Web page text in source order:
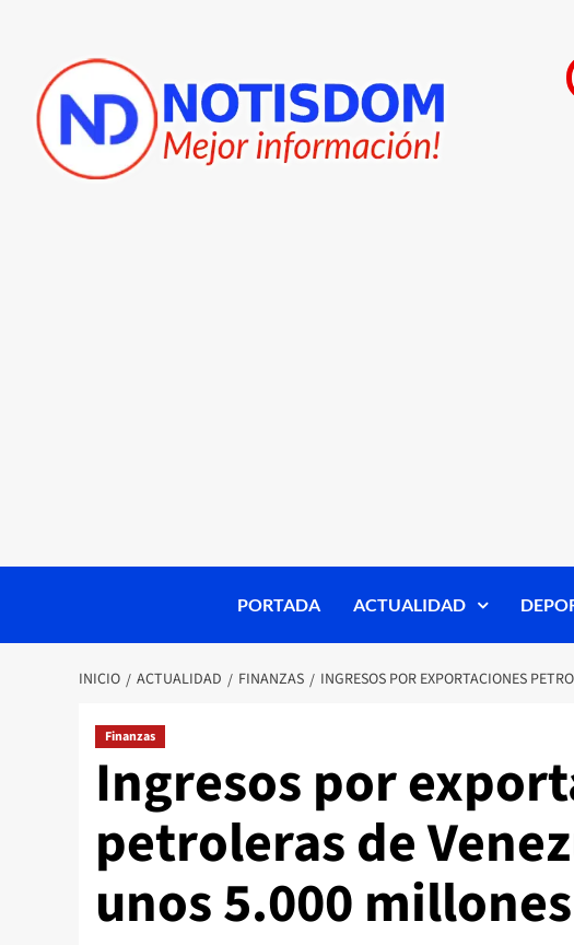
PORTADA ACTUALIDAD
INICIO ACTUALIDAD FINANZAS INGRESOS POR EXPORTACIONES
Finanzas
Ingresos por
petroleras de
unos 5.000